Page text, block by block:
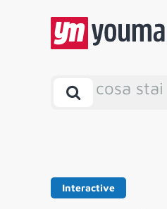
cosa
Interactive